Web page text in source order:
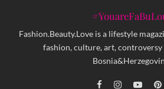
Fashion.Beauty.Love is a lifestyle
fashion, culture, art,